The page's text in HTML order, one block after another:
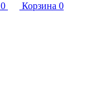
0 Корзина 0